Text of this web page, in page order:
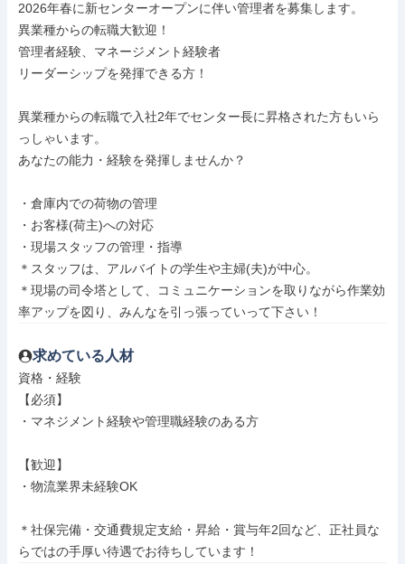
2026年春に新センターオープンに伴い管理者を募集します。
異業種からの転職大歓迎！
管理者経験、マネージメント経験者
リーダーシップを発揮できる方！
異業種からの転職で入社2年でセンター長に昇格された方もいら
っしゃいます。
あなたの能力・経験を発揮しませんか？
・倉庫内での荷物の管理
・お客様(荷主)への対応
・現場スタッフの管理・指導
＊スタッフは、アルバイトの学生や主婦(夫)が中心。
＊現場の司令塔として、コミュニケーションを取りながら作業効
率アップを図り、みんなを引っ張っていって下さい！
求めている人材
資格・経験
【必須】
・マネジメント経験や管理職経験のある方
【歓迎】
・物流業界未経験OK
＊社保完備・交通費規定支給・昇給・賞与年2回など、正社員な
らではの手厚い待遇でお待ちしています！